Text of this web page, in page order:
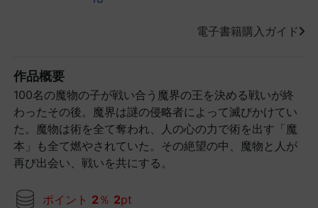
電子書籍購入ガイド
作品概要
100名の魔物の子が戦い合う魔界の王を決める戦いが終
わったその後。魔界は謎の侵略者によって滅びかけてい
た。魔物は術を全て奪われ、人の心の力で術を出す「魔
本」も全て燃やされていた。その絶望の中、魔物と人が
再び出会い、戦いを共にする。
ポイント 2 ％ 2pt